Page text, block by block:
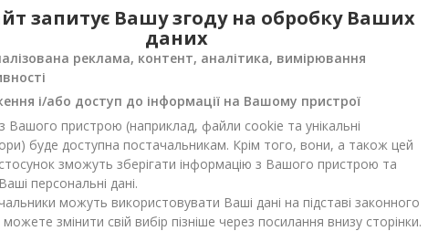
Замовити 93 832 грн
запитує Вашу згоду на обробку Ваших
даних
реклама, контент, аналітика, вимірювання
і/або доступ до інформації на Вашому пристрої
Вашого пристрою (наприклад, файли cookie та унікальні
буде доступна постачальникам. Крім того, вони, а також цей
зможуть зберігати інформацію з Вашого пристрою та
персональні дані.
можуть використовувати Ваші дані на підставі законного
можете змінити свій вибір пізніше через посилання внизу сторінки.